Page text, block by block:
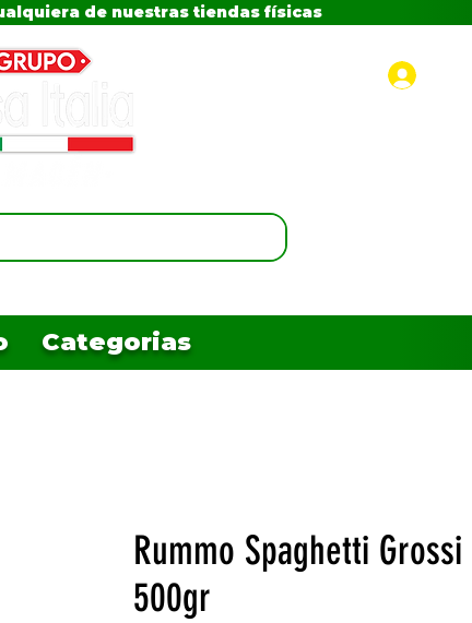
de nuestras tiendas físicas
Categorias
Rummo Spaghetti Grossi
500gr